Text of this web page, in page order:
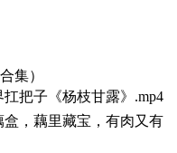
集）
把子《杨枝甘露》.mp4
盒，藕里藏宝，有肉又有